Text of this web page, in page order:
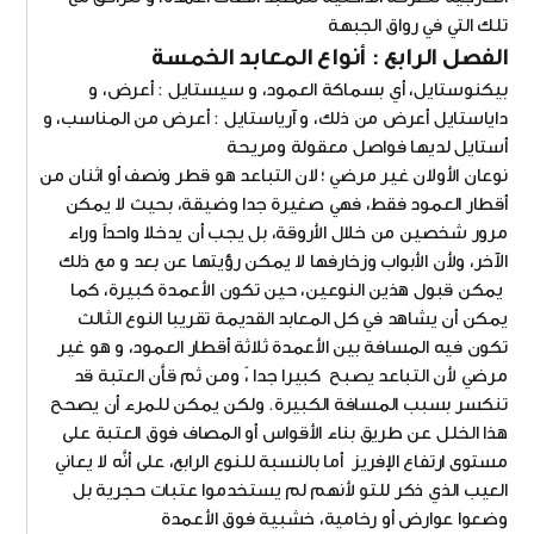
تلك التي في رواق الجبهة
الفصل الرابع : أنواع المعابد الخمسة
بيكنوستايل، أي بسماكة العمود، و سيستايل : أعرض، و
داياستايل أعرض من ذلك، و آرياستايل : أعرض من المناسب، و
أستايل لديها فواصل معقولة ومريحة
نوعان الأولان غير مرضي ؛لان التباعد هو قطر ونصف أو اثنان من
أقطار العمود فقط، فهي صغيرة جدا وضيقة، بحيث لا يمكن
مرور شخصين من خلال الأروقة، بل يجب أن يدخلا واحداً وراء
الآخر، ولأن الأبواب وزخارفها لا يمكن رؤيتها عن بعد و مع ذلك
يمكن قبول هذين النوعين، حين تكون الأعمدة كبيرة، كما
يمكن أن يشاهد في كل المعابد القديمة تقريبا النوع الثالث
تكون فيه المسافة بين الأعمدة ثلاثة أقطار العمود، و هو غير
مرضي لأن التباعد يصبح كبيرا جدا ،ً ومن ثم قاَّن العتبة قد
تنكسر بسبب المسافة الكبيرة. ولكن يمكن للمرء أن يصحح
هذا الخلل عن طريق بناء الأقواس أو المصاف فوق العتبة على
مستوى ارتفاع الإفريز أما بالنسبة للنوع الرابع، على أنَّه لا يعاني
العيب الذي ذكر للتو لأنهم لم يستخدموا عتبات حجرية بل
وضعوا عوارض أو رخامية، خشبية فوق الأعمدة